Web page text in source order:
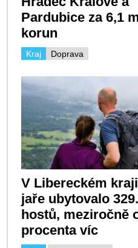
Pardubice za 6,1
korun
Doprava
Kraj
V Libereckém
jaře ubytovalo
hostů, meziročně
procenta víc